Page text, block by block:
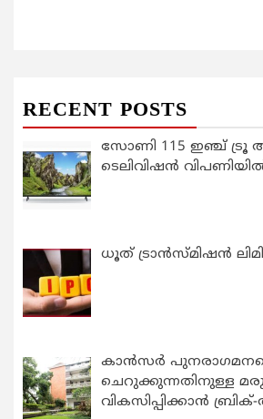
RECENT POSTS
സോണി 115 ഇഞ്ച് ട്രൂ
ടെലിവിഷൻ
ധൂത് ട്രാൻസ്മിഷൻ
കാന്‍സര്‍
ചെറുക്കുന്നതിനുള്ള
വികസിപ്പിക്കാന്‍